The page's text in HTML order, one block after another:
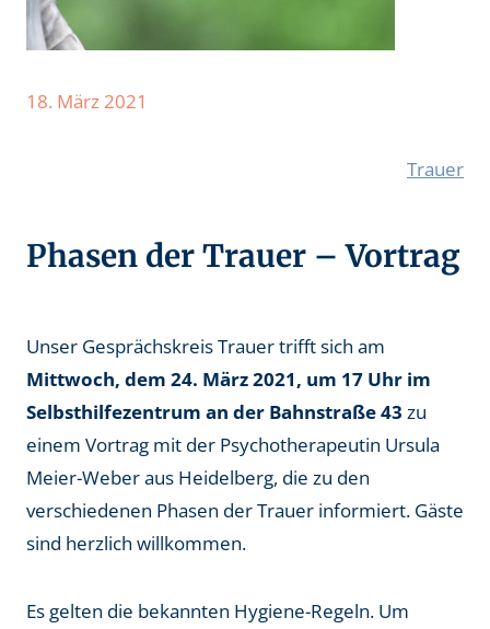
18. März 2021
Trauer
Phasen der Trauer – Vortrag
Unser Gesprächskreis Trauer trifft sich am
Mittwoch, dem 24. März 2021, um 17 Uhr im
Selbsthilfezentrum an der Bahnstraße 43 zu
einem Vortrag mit der Psychotherapeutin Ursula
Meier-Weber aus Heidelberg, die zu den
verschiedenen Phasen der Trauer informiert. Gäste
sind herzlich willkommen.
Es gelten die bekannten Hygiene-Regeln. Um